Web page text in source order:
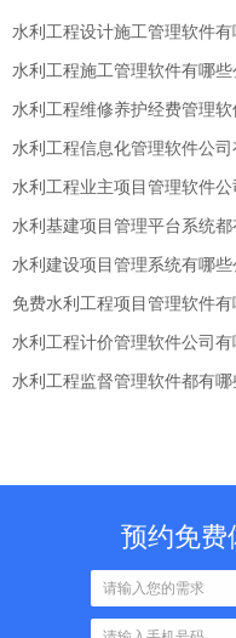
水利工程设计施工管理软件
水利工程施工管理软件有哪些
水利工程维修养护经费管理
水利工程信息化管理软件公
水利工程业主项目管理软件
水利基建项目管理平台系统
水利建设项目管理系统有哪些
免费水利工程项目管理软件有
水利工程计价管理软件公司
水利工程监督管理软件都有哪
预约免费